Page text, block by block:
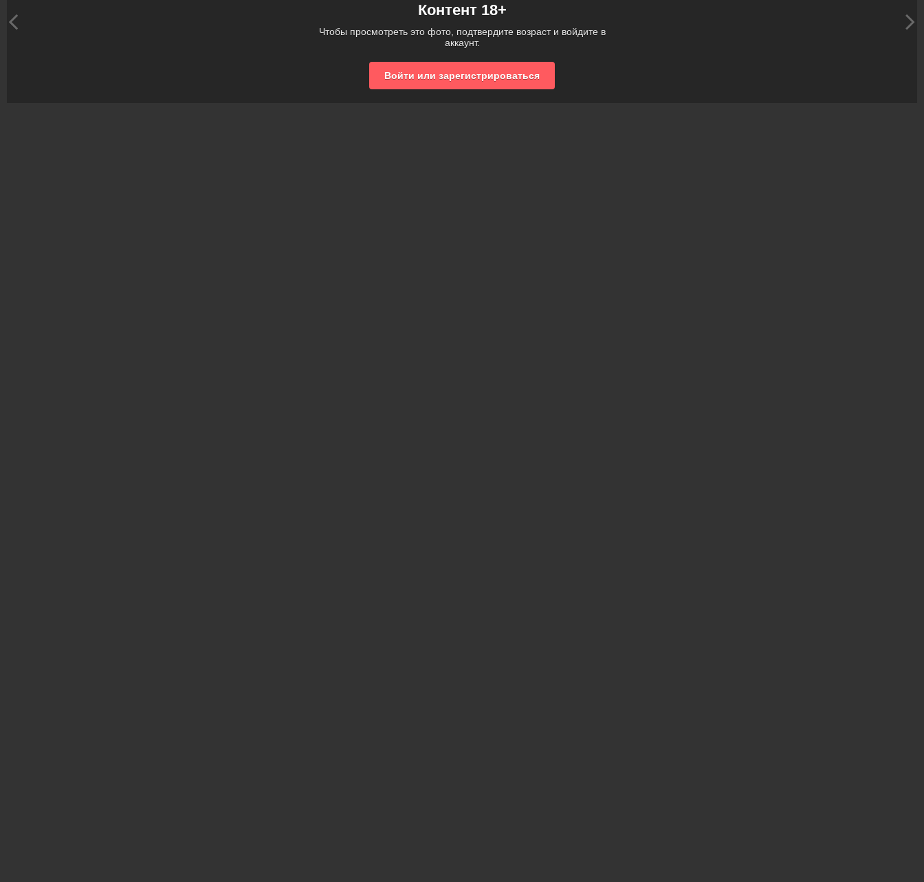
Контент 18+
Чтобы просмотреть это фото, подтвердите возраст и войдите в
аккаунт.
Войти или зарегистрироваться